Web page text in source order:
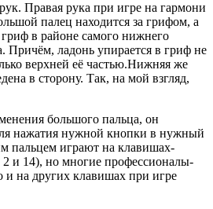
Правая рука при игре на гармони
палец находится за грифом, а
гриф в районе самого нижнего
Причём, ладонь упирается в гриф не
верхней её частью.Нижняя же
в сторону. Так, на мой взгляд,
большого пальца, он
нажатия нужной кнопки в нужный
пальцем играют на клавишах-
и 14), но многие профессионалы-
и на других клавишах при игре